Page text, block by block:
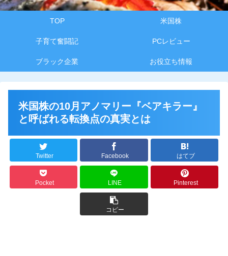
TOP 米国株
子育て奮闘記 PCレビュー
ブラック企業 お役立ち情報
米国株の10月アノマリー『ベアキラー』
と呼ばれる転換点の真実とは
Twitter Facebook はてブ
Pocket LINE Pinterest
コピー